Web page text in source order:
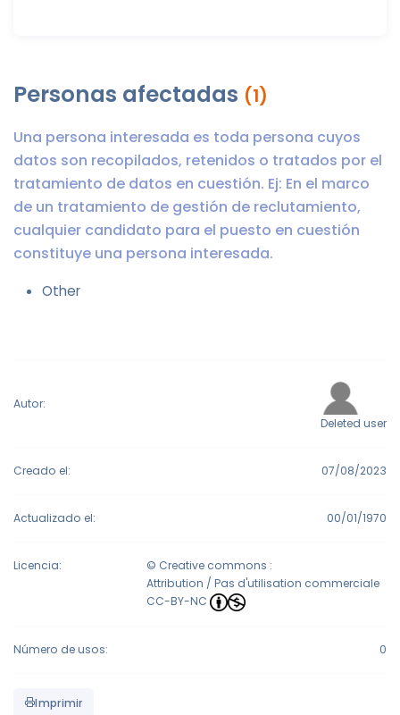
Personas afectadas (1)
Una persona interesada es toda persona cuyos
datos son recopilados, retenidos o tratados por el
tratamiento de datos en cuestión. Ej: En el marco
de un tratamiento de gestión de reclutamiento,
cualquier candidato para el puesto en cuestión
constituye una persona interesada.
Other
Autor:
Deleted user
Creado el: 07/08/2023
Actualizado el: 00/01/1970
Licencia:
© Creative commons :
Attribution / Pas d'utilisation commerciale
CC-BY-NC
Número de usos: 0
Imprimir